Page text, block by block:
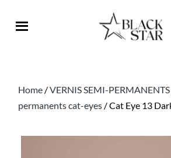
Home /VERNIS SEMI-PERMANENTS
permanents cat-eyes / Cat Eye 13